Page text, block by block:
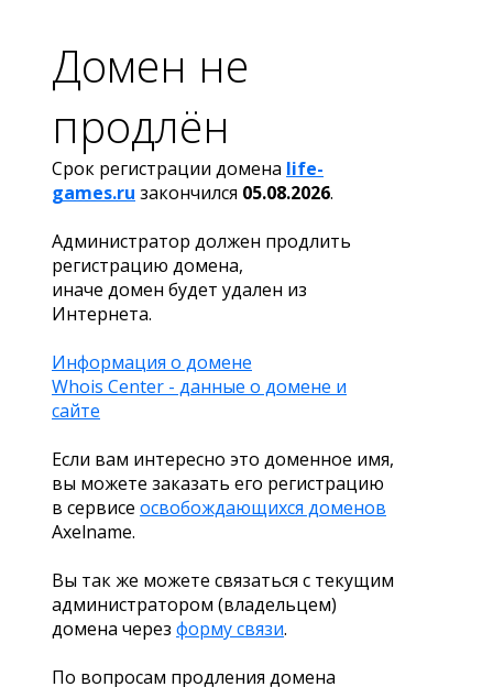
Домен не
продлён
Срок регистрации домена life-
games.ru закончился 05.08.2026.
Администратор должен продлить
регистрацию домена,
иначе домен будет удален из
Интернета.
Информация о домене
Whois Center - данные о домене и
сайте
Если вам интересно это доменное имя,
вы можете заказать его регистрацию
в сервисе освобождающихся доменов
Axelname.
Вы так же можете связаться с текущим
администратором (владельцем)
домена через форму связи.
По вопросам продления домена